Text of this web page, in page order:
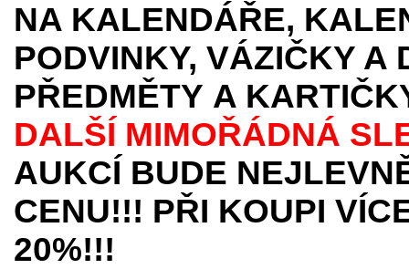
NA KALENDÁŘE,
PODVINKY, VÁZIČKY A
PŘEDMĚTY A
DALŠÍ MIMOŘÁDNÁ
AUKCÍ BUDE
CENU!!! PŘI KOUPI
20%!!!